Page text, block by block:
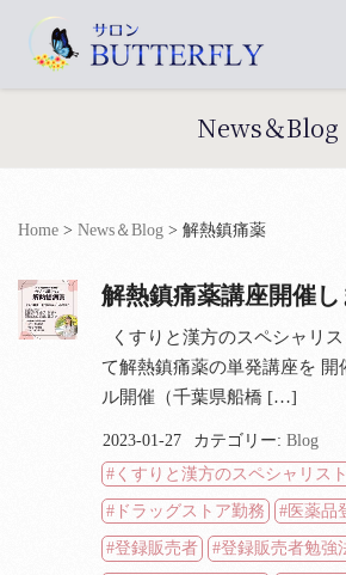
News＆Blog
Home > News＆Blog > 解熱鎮痛薬
解熱鎮痛薬講座開催し
くすりと漢方のスペシャリ
て解熱鎮痛薬の単発講座を
ル開催（千葉県船橋 […]
2023-01-27 カテゴリー:Blog
くすりと漢方のスペシャリス
ドラッグストア勤務 医薬品
登録販売者 登録販売者勉強